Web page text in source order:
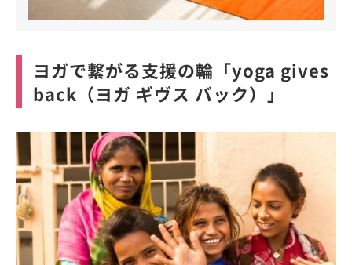
ヨガで繋がる支援の輪「yoga gives
back（ヨガ ギヴス バック）」